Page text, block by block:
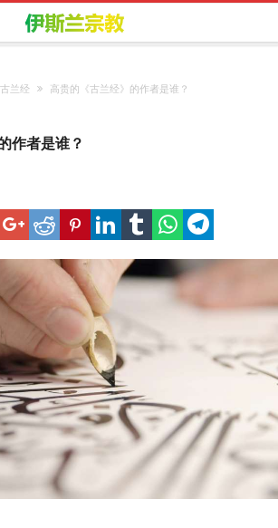
兰经 高贵的《古兰经》的作者是谁？
作者是谁？